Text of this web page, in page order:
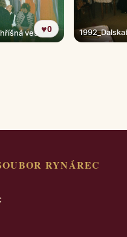
ves ♥0
RYNÁREC